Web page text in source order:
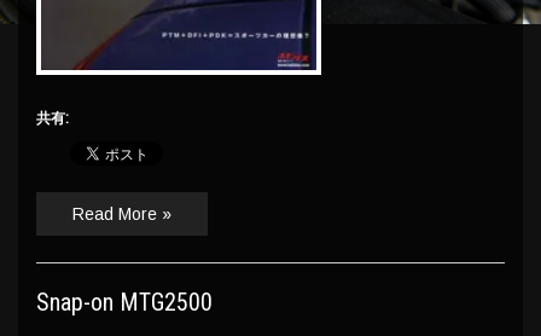
共有:
Read More »
Snap-on MTG2500